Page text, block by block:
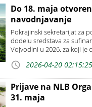
Do 18. maja
navodnjavanje
Pokrajinski sekretarijat za
dodelu sredstava za
Vojvodini u 2026. za koji
2026-04-20 02:15:25
Prijave na NLB
31. maja